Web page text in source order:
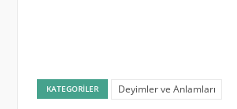
KATEGORILER Deyimler ve Anlamları